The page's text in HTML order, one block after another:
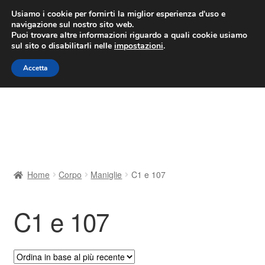
CONSEGNA da 7 EUR
Lun-Ven 9:00 - 16:00/800 580 290
Vai
alla
navigazione
Vai
al
contenuto
Contatto
Il mio account
Home Corpo Maniglie C1 e 107
C1 e 107
Usiamo i cookie per fornirti la miglior esperienza d'uso e
navigazione sul nostro sito web.
Puoi trovare altre informazioni riguardo a quali cookie usiamo
sul sito o disabilitarli nelle impostazioni.
Accetta